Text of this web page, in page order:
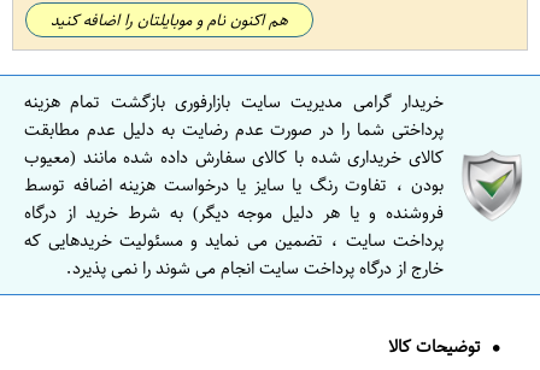
هم اکنون نام و موبایلتان را اضافه کنید
خریدار گرامی مدیریت سایت بازارفوری بازگشت تمام هزینه
پرداختی شما را در صورت عدم رضایت به دلیل عدم مطابقت
کالای خریداری شده با کالای سفارش داده شده مانند (معیوب
بودن ، تفاوت رنگ یا سایز یا درخواست هزینه اضافه توسط
فروشنده و یا هر دلیل موجه دیگر) به شرط خرید از درگاه
پرداخت سایت ، تضمین می نماید و مسئولیت خریدهایی که
خارج از درگاه پرداخت سایت انجام می شوند را نمی پذیرد.
توضیحات کالا